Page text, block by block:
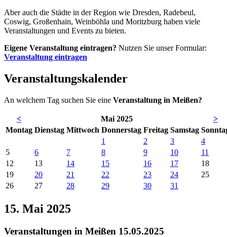
Aber auch die Städte in der Region wie Dresden, Radebeul,
Coswig, Großenhain, Weinböhla und Moritzburg haben viele
Veranstaltungen und Events zu bieten.
Eigene Veranstaltung eintragen? Nutzen Sie unser Formular:
Veranstaltung eintragen
Veranstaltungskalender
An welchem Tag suchen Sie eine Veranstaltung in Meißen?
< Mai 2025
>
Montag Dienstag Mittwoch Donnerstag Freitag Samstag So
1
2 3
4
5
6 7 8 9 10
11
12
13 14 15 16 17
18
19
20 21 22 23 24
25
26
27 28 29 30 31
15. Mai 2025
Veranstaltungen in Meißen 15.05.2025